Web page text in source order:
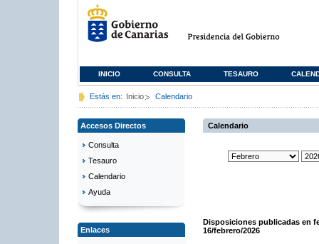
INICIO CONSULTA TESAURO
Estás en: Inicio Calendario
Accesos Directos
Consulta
Tesauro
Calendario
Ayuda
Enlaces
Calendario
Disposiciones publicadas en
16/febrero/2026